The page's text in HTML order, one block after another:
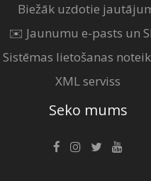
Biežāk uzdotie
✉️ Jaunumu e-pasts un
Sistēmas lietošanas
XML serviss
Seko mums